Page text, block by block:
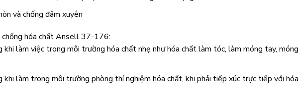
và chống đâm xuyên
hóa chất Ansell 37-176:
làm việc trong môi trường hóa chất nhẹ như hóa chất làm tóc, làm móng tay, móng
làm trong môi trường phòng thí nghiệm hóa chất, khi phải tiếp xúc trực tiếp với hóa